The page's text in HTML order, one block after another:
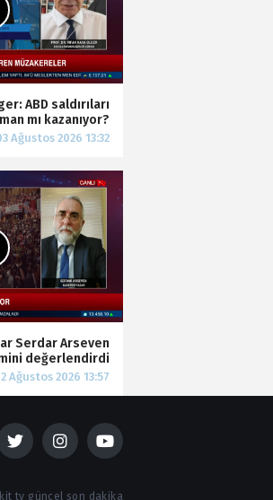
ABD saldırıları
mı kazanıyor?
Serdar Arseven
değerlendirdi
tv güncel son dakika